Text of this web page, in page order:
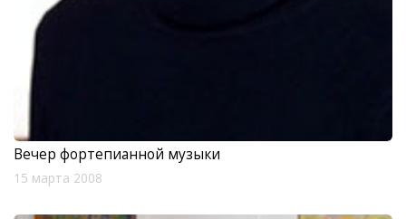
Вечер фортепианной музыки
15 марта 2008